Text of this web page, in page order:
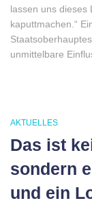
lassen uns dieses
kaputtmachen.“
unmittelbare
AKTUELLES
Das ist
sondern
und ein